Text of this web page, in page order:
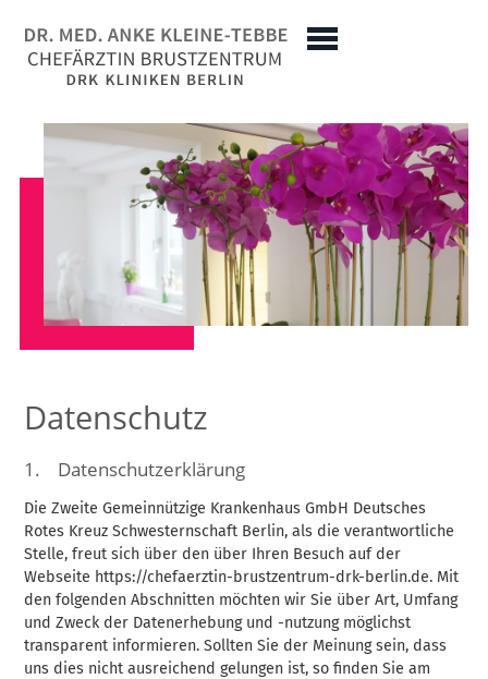
Datenschutz
1. Datenschutzerklärung
Die Zweite Gemeinnützige Krankenhaus GmbH Deutsches
Rotes Kreuz Schwesternschaft Berlin, als die verantwortliche
Stelle, freut sich über den über Ihren Besuch auf der
Webseite https://chefaerztin-brustzentrum-drk-berlin.de. Mit
den folgenden Abschnitten möchten wir Sie über Art, Umfang
und Zweck der Datenerhebung und -nutzung möglichst
transparent informieren. Sollten Sie der Meinung sein, dass
uns dies nicht ausreichend gelungen ist, so finden Sie am